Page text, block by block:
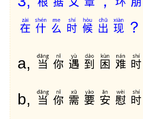
在什么时候出现？
a, 当你遇到困难时
b, 当你需要安慰时